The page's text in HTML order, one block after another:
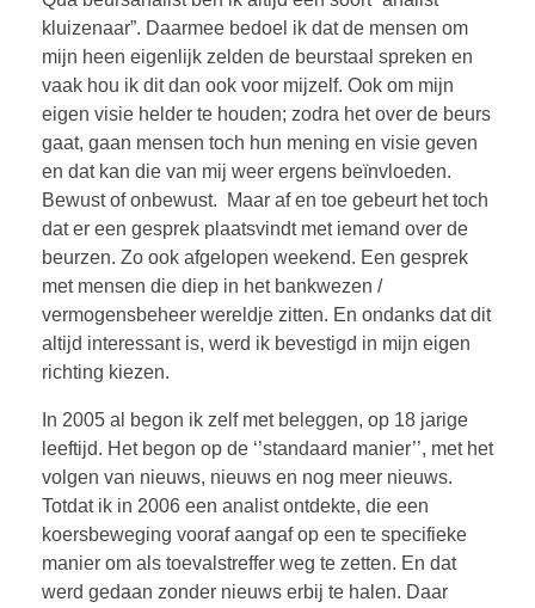
kluizenaar”. Daarmee bedoel ik dat de mensen om
mijn heen eigenlijk zelden de beurstaal spreken en
vaak hou ik dit dan ook voor mijzelf. Ook om mijn
eigen visie helder te houden; zodra het over de beurs
gaat, gaan mensen toch hun mening en visie geven
en dat kan die van mij weer ergens beïnvloeden.
Bewust of onbewust. Maar af en toe gebeurt het toch
dat er een gesprek plaatsvindt met iemand over de
beurzen. Zo ook afgelopen weekend. Een gesprek
met mensen die diep in het bankwezen /
vermogensbeheer wereldje zitten. En ondanks dat dit
altijd interessant is, werd ik bevestigd in mijn eigen
richting kiezen.
In 2005 al begon ik zelf met beleggen, op 18 jarige
leeftijd. Het begon op de ‘’standaard manier’’, met het
volgen van nieuws, nieuws en nog meer nieuws.
Totdat ik in 2006 een analist ontdekte, die een
koersbeweging vooraf aangaf op een te specifieke
manier om als toevalstreffer weg te zetten. En dat
werd gedaan zonder nieuws erbij te halen. Daar